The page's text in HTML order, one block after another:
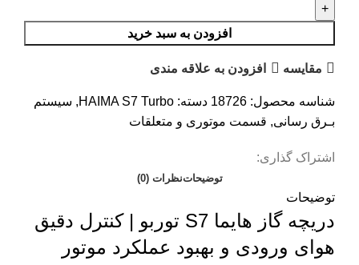
افزودن به سبد خرید
مقایسه افزودن به علاقه مندی
شناسه محصول: 18726 دسته: HAIMA S7 Turbo
, سیستم
بـرق رسانی, قسمت موتوری و متعلقات
اشتراک گذاری:
توضیحاتنظرات (0)
توضیحات
دریچه گاز هایما S7 توربو | کنترل دقیق
هوای ورودی و بهبود عملکرد موتور